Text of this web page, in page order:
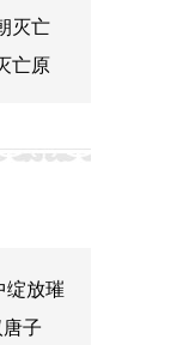
灭亡
亡原
业在
30%
行成功
EZ-